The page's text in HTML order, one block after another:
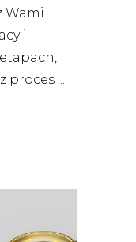
Wami
i
proces